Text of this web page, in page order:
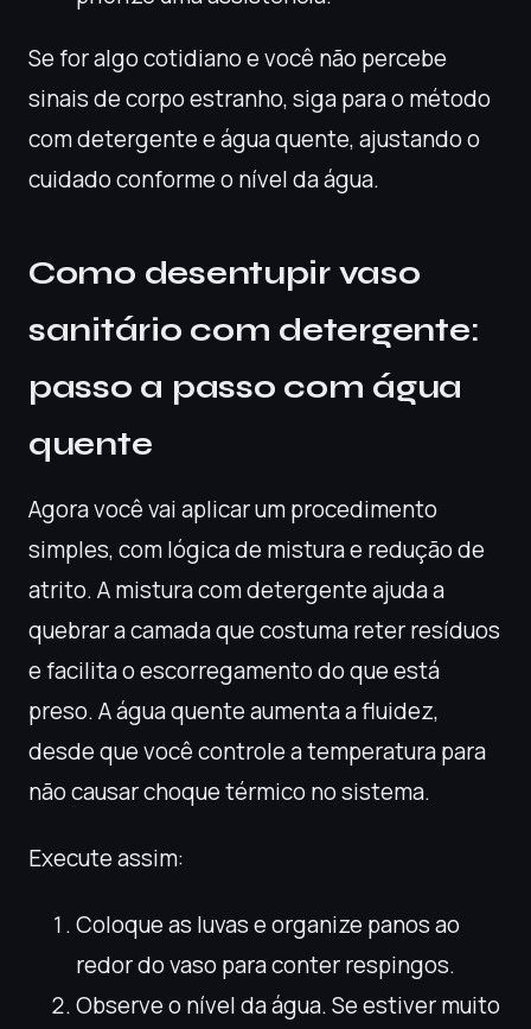
Se for algo cotidiano e você não percebe
sinais de corpo estranho, siga para o método
com detergente e água quente, ajustando o
cuidado conforme o nível da água.
Como desentupir vaso
sanitário com detergente:
passo a passo com água
quente
Agora você vai aplicar um procedimento
simples, com lógica de mistura e redução de
atrito. A mistura com detergente ajuda a
quebrar a camada que costuma reter resíduos
e facilita o escorregamento do que está
preso. A água quente aumenta a fluidez,
desde que você controle a temperatura para
não causar choque térmico no sistema.
Execute assim:
Coloque as luvas e organize panos ao
redor do vaso para conter respingos.
Observe o nível da água. Se estiver muito